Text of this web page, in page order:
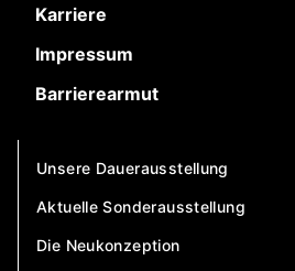
Karriere
Impressum
Barrierearmut
Unsere Dauerausstellung
Aktuelle Sonderausstellung
Die Neukonzeption